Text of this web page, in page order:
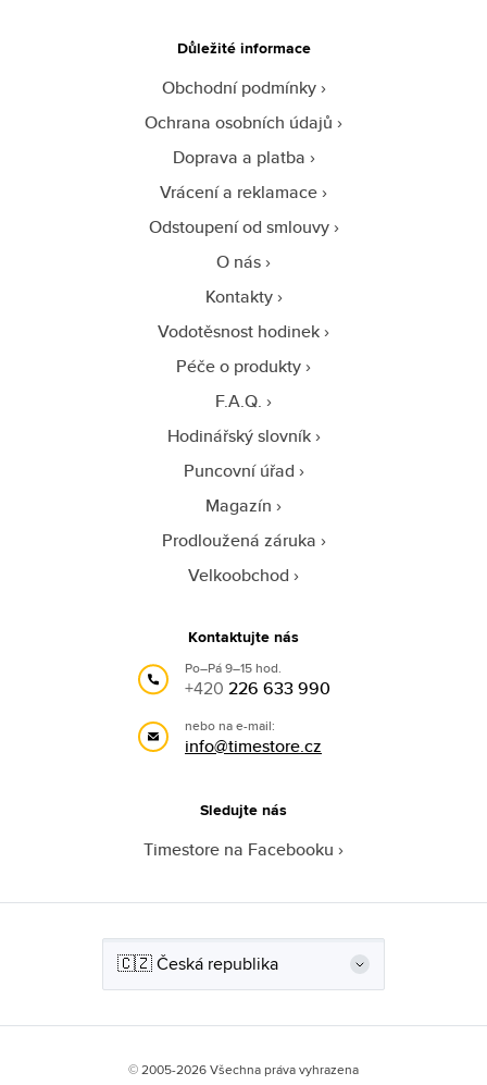
Důležité informace
Obchodní podmínky
Ochrana osobních údajů
Doprava a platba
Vrácení a reklamace
Odstoupení od smlouvy
O nás
Kontakty
Vodotěsnost hodinek
Péče o produkty
F.A.Q.
Hodinářský slovník
Puncovní úřad
Magazín
Prodloužená záruka
Velkoobchod
Kontaktujte nás
Po–Pá 9–15 hod.
+420 226 633 990
nebo na e-mail:
info@timestore.cz
Sledujte nás
Timestore na Facebooku
© 2005-2026 Všechna práva vyhrazena